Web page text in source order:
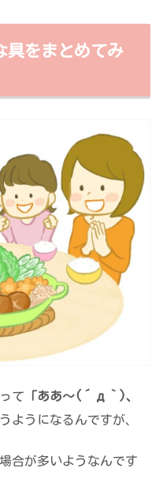
具をまとめてみ
って 「ああ～(´д｀)、
ようになるんですが、
合が多いようなんです